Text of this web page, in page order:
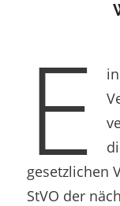
E
gesetzlichen
StVO der